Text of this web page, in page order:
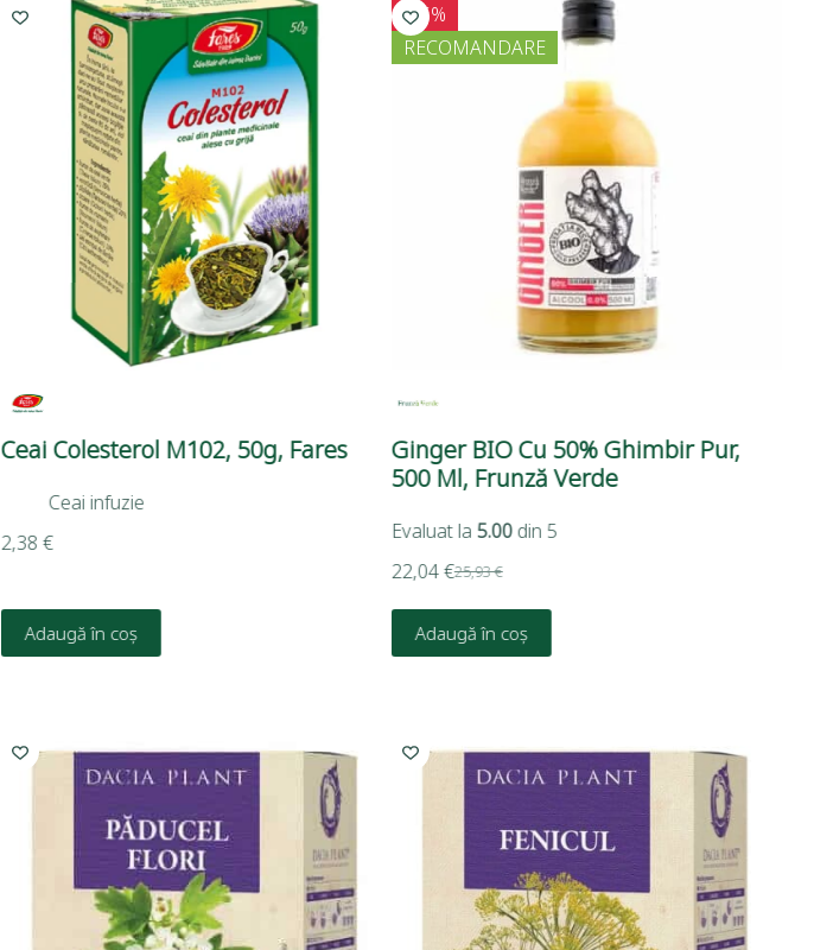
Ceai Colesterol M102, 50g, Fares
Ceai infuzie
2,38 €
Adaugă în coș
-15%
RECOMANDARE
Ginger BIO Cu 50% Ghimbir Pur,
500 Ml, Frunză Verde
Evaluat la 5.00din 5
25,93€
22,04€
Adaugă în coș